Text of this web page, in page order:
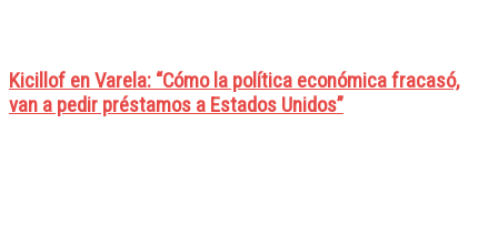
Kicillof en Varela: “Cómo la política económica fracasó,
van a pedir préstamos a Estados Unidos”